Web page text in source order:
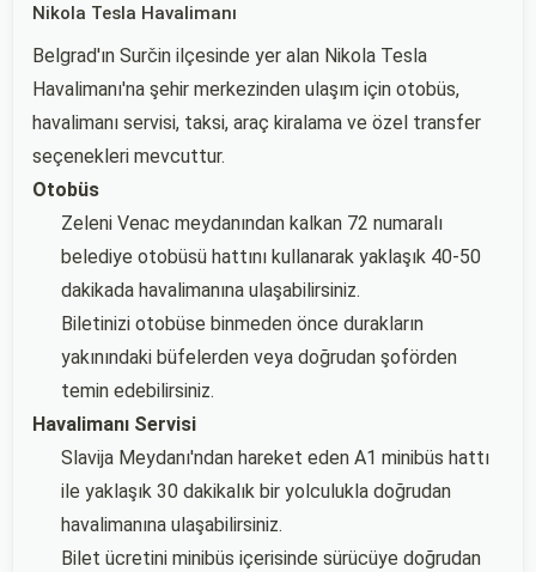
Nikola Tesla Havalimanı
Belgrad'ın Surčin ilçesinde yer alan Nikola Tesla
Havalimanı'na şehir merkezinden ulaşım için otobüs,
havalimanı servisi, taksi, araç kiralama ve özel transfer
seçenekleri mevcuttur.
Otobüs
Zeleni Venac meydanından kalkan 72 numaralı
belediye otobüsü hattını kullanarak yaklaşık 40-50
dakikada havalimanına ulaşabilirsiniz.
Biletinizi otobüse binmeden önce durakların
yakınındaki büfelerden veya doğrudan şoförden
temin edebilirsiniz.
Havalimanı Servisi
Slavija Meydanı'ndan hareket eden A1 minibüs hattı
ile yaklaşık 30 dakikalık bir yolculukla doğrudan
havalimanına ulaşabilirsiniz.
Bilet ücretini minibüs içerisinde sürücüye doğrudan